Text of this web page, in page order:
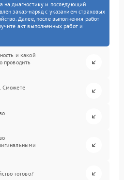
на диагностику и последующий
заказ-наряд с указанием страховых
Далее, после выполнения работ
акт выполненных работ и
и какой
проводить
Сможете
готово?